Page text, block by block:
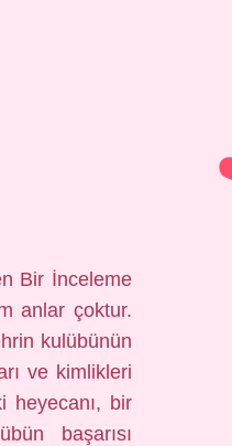
Bir İnceleme
anlar çoktur.
kulübünün
ve kimlikleri
heyecanı, bir
başarısı